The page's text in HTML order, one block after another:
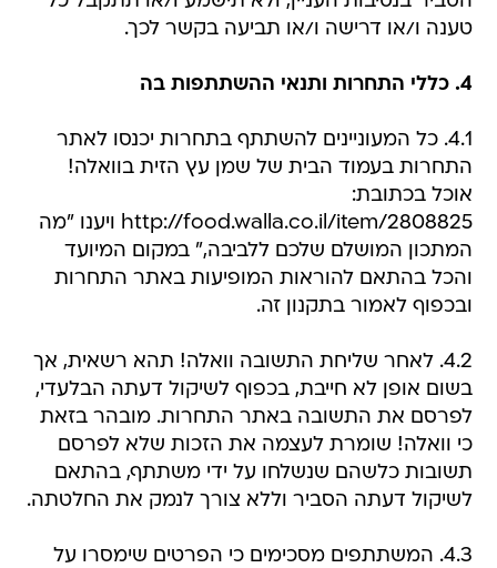
טענה ו/או דרישה ו/או תביעה בקשר לכך.
4. כללי התחרות ותנאי ההשתתפות בה
4.1. כל המעוניינים להשתתף בתחרות יכנסו לאתר
התחרות בעמוד הבית של שמן עץ הזית בוואלה!
אוכל בכתובת:
http://food.walla.co.il/item/2808825 ויענו "מה
המתכון המושלם שלכם ללביבה," במקום המיועד
והכל בהתאם להוראות המופיעות באתר התחרות
ובכפוף לאמור בתקנון זה.
4.2. לאחר שליחת התשובה וואלה! תהא רשאית, אך
בשום אופן לא חייבת, בכפוף לשיקול דעתה הבלעדי,
לפרסם את התשובה באתר התחרות. מובהר בזאת
כי וואלה! שומרת לעצמה את הזכות שלא לפרסם
תשובות כלשהם שנשלחו על ידי משתתף, בהתאם
לשיקול דעתה הסביר וללא צורך לנמק את החלטתה.
4.3. המשתתפים מסכימים כי הפרטים שימסרו על